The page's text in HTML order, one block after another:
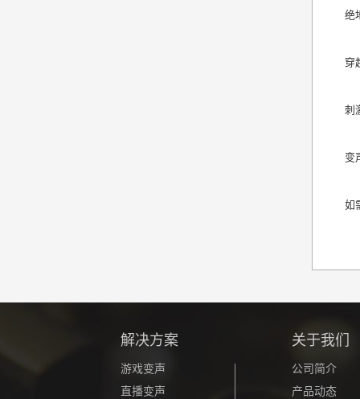
绝
穿
刺
变
如
解决方案
游戏变声
直播变声
关于我们
公司简介
产品动态